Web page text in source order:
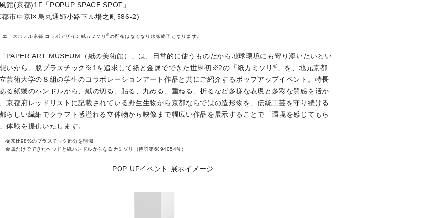
館(京都)1F「POPUP SPACE SPOT」
都市中京区烏丸通姉小路下ル場之町586-2)
エースホテル京都 コラボデザイン紙カミソリ ®の配布はなくなり次第終了となります。
「PAPER ART MUSEUM（紙の美術館）」は、日常的に使うものだから地球環境にも寄り添いたいとい
いから、脱プラスチック※1を追求して紙と金属でできた世界初※2の「紙カミソリ ® 」を、地元京都
芸術大学の８組の学生のコラボレーションアート作品と共にご紹介するポップアップイベント。特長
る紙製のハンドルから、紙の切る、貼る、丸める、重ねる、折るなど多様な表現と多彩な質感を活か
京都府レッドリストに記載されている野生生物から京都ならではの造形物を、伝統工芸を守り続ける
らしい繊細でクラフト感溢れる立体物から映像まで幅広い作品を展示することで「環境を感じてもら
体験を提供いたします。
従来比98%のプラスチック部分を削減
金属だけでできたヘッドと紙ハンドルからなるカミソリ
（特許第6894054号）
POP UPイベント 展示イメージ